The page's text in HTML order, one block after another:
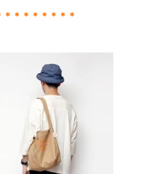
＊＊＊＊＊＊＊